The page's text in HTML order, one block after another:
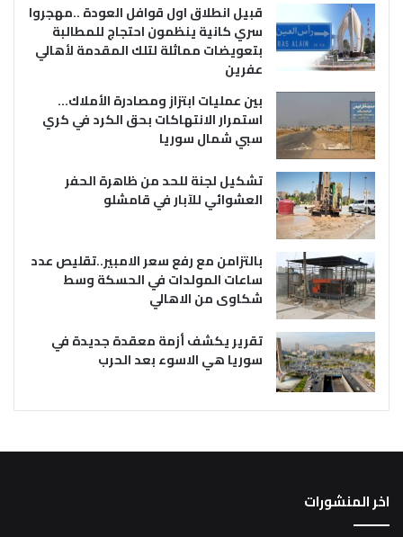
قبيل انطلاق اول قوافل العودة ..مهجروا
سري كانية ينظمون احتجاج للمطالبة
بتعويضات مماثلة لتلك المقدمة لأهالي
عفرين
بين عمليات ابتزاز ومصادرة الأملاك…
استمرار الانتهاكات بحق الكرد في كري
سبي شمال سوريا
تشكيل لجنة للحد من ظاهرة الحفر
العشوائي للآبار في قامشلو
بالتزامن مع رفع سعر الامبير..تقليص عدد
ساعات المولدات في الحسكة وسط
شكاوى من الاهالي
تقرير يكشف أزمة معقدة جديدة في
سوريا هي الاسوء بعد الحرب
اخر المنشورات